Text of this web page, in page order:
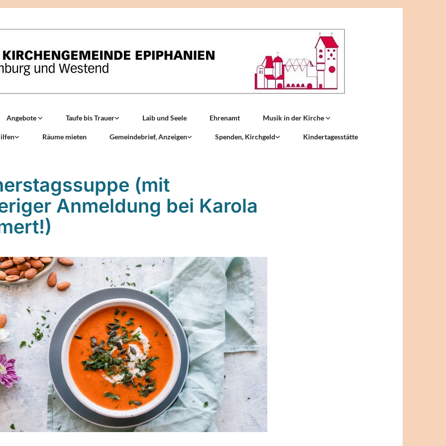
Angebote Taufe bis Trauer Laib und Seele Ehrenamt Musik in der Kirche
Räume mieten Gemeindebrief, Anzeigen Spenden, Kirchgeld Kindertagesstätte
(mit
Anmeldung bei Karola